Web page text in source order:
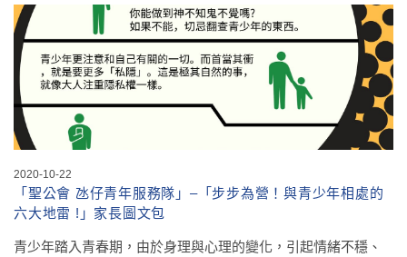
2020-10-22
「聖公會 氹仔青年服務隊」–「步步為營！與青少年相處的
六大地雷 !」家長圖文包
青少年踏入青春期，由於身理與心理的變化，引起情緒不穩、